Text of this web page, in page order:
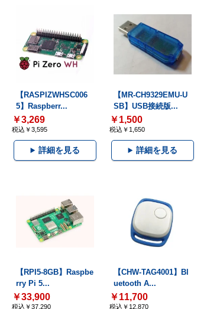
【RASPIZWHSC006
5】Raspberr...
￥3,269
税込￥3,595
詳細を見る
【MR-CH9329EMU-U
SB】USB接続版...
￥1,500
税込￥1,650
詳細を見る
【RPI5-8GB】Raspbe
rry Pi 5...
￥33,900
税込￥37,290
【CHW-TAG4001】Bl
uetooth A...
￥11,700
税込￥12,870